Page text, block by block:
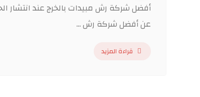
أفضل شركة رش مبيدات بالخرج عند انتشار
عن أفضل شركة رش ...
قراءة المزيد